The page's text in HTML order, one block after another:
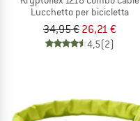
Lucchetto per bicicletta
34,95 € 26,21 €
4,5(2)